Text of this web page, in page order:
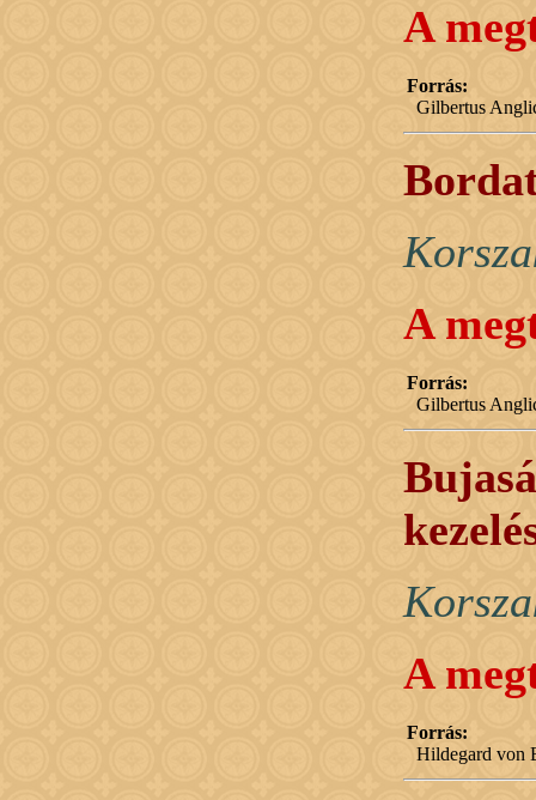
A
Forrás:
Gilbertus
A
Forrás:
Gilbertus
A
Forrás:
Hildegard von